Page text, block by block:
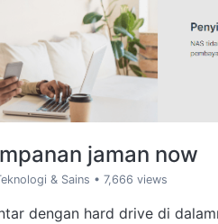
jaman now
& Sains • 7,666 views
dengan hard drive di